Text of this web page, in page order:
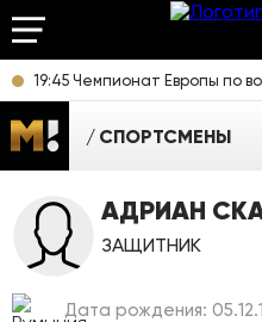
СПОРТСМЕНЫ
АДРИАН
ЗАЩИТНИК
Дата рождения: